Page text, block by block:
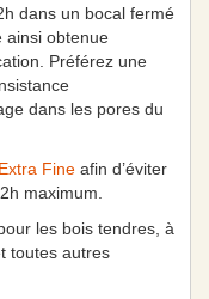
dans un bocal fermé
ainsi obtenue
Préférez une
dans les pores du
Fine afin d’éviter
maximum.
les bois tendres, à
toutes autres